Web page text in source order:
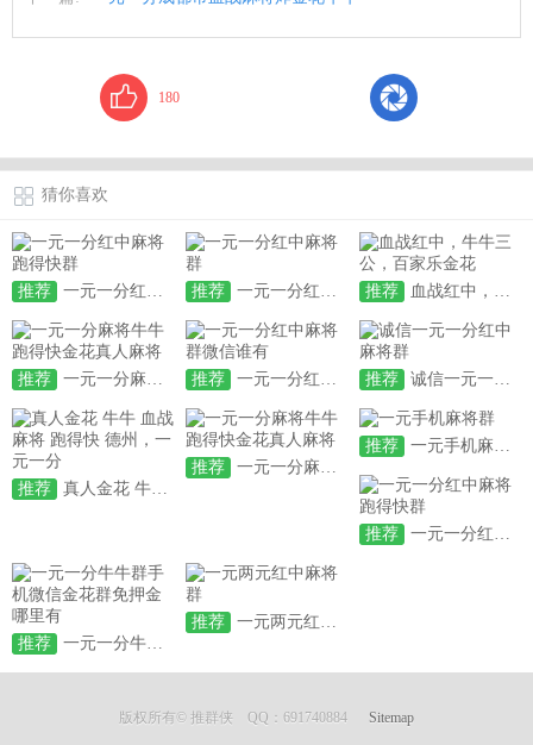
180
猜你喜欢
推荐 一元一分红中麻将跑得快群 推荐 一元一分红中麻将群 推荐 血战红中，牛牛三公，百家乐金花
推荐 一元一分麻将牛牛跑得快金花真人麻将 推荐 一元一分红中麻将群微信谁有 推荐 诚信一元一分红中麻将群
推荐 真人金花 牛牛 血战麻将 跑得快 德州，一元一分
推荐 一元一分麻将牛牛跑得快金花真人麻将
推荐 一元手机麻将群
推荐 一元一分红中麻将跑得快群
推荐 一元一分牛牛群手机微信金花群免押金哪里有
推荐 一元两元红中麻将群
版权所有© 推群侠 QQ：691740884 Sitemap